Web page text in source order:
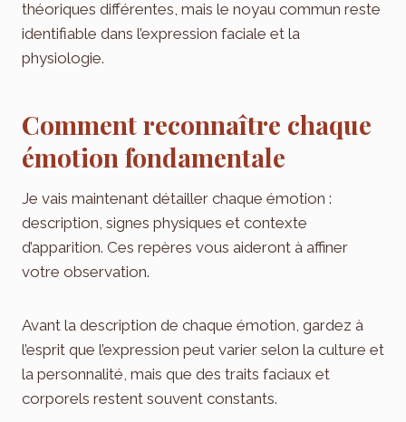
théoriques différentes, mais le noyau commun reste
identifiable dans l’expression faciale et la
physiologie.
Comment reconnaître chaque
émotion fondamentale
Je vais maintenant détailler chaque émotion :
description, signes physiques et contexte
d’apparition. Ces repères vous aideront à affiner
votre observation.
Avant la description de chaque émotion, gardez à
l’esprit que l’expression peut varier selon la culture et
la personnalité, mais que des traits faciaux et
corporels restent souvent constants.